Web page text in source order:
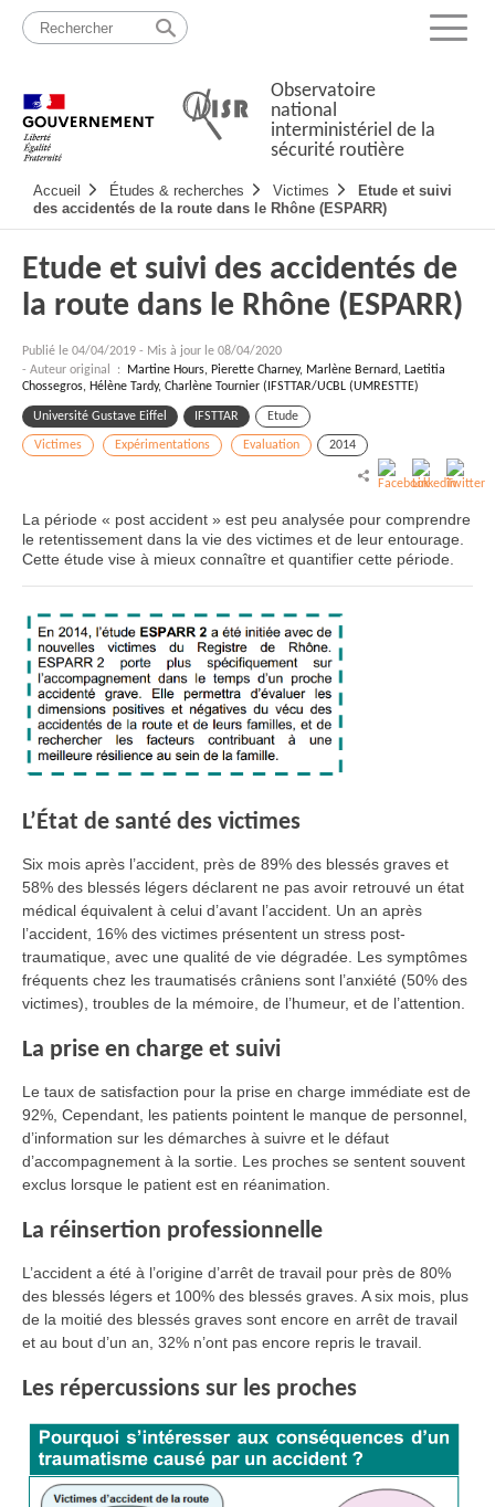
Passer
contenu
Menu
Observatoire
national
interministériel de la
sécurité routière
principale
Accueil Études & recherches Victimes
Etude et suivi
des accidentés de la route dans le Rhône (ESPARR)
Etude et suivi des accidentés de
la route dans le Rhône (ESPARR)
Publié le 04/04/2019 - Mis à jour le 08/04/2020
- Auteur original :
Martine Hours, Pierette Charney, Marlène Bernard, Laetitia
Chossegros, Hélène Tardy, Charlène Tournier (IFSTTAR/UCBL (UMRESTTE)
Université Gustave Eiffel IFSTTAR Etude
Victimes Expérimentations Evaluation 2014
La période « post accident » est peu analysée pour comprendre
le retentissement dans la vie des victimes et de leur entourage.
Cette étude vise à mieux connaître et quantifier cette période.
L’État de santé des victimes
Six mois après l’accident, près de 89% des blessés graves et
58% des blessés légers déclarent ne pas avoir retrouvé un état
médical équivalent à celui d’avant l’accident. Un an après
l’accident, 16% des victimes présentent un stress post-
traumatique, avec une qualité de vie dégradée. Les symptômes
fréquents chez les traumatisés crâniens sont l’anxiété (50% des
victimes), troubles de la mémoire, de l’humeur, et de l’attention.
La prise en charge et suivi
Le taux de satisfaction pour la prise en charge immédiate est de
92%, Cependant, les patients pointent le manque de personnel,
d’information sur les démarches à suivre et le défaut
d’accompagnement à la sortie. Les proches se sentent souvent
exclus lorsque le patient est en réanimation.
La réinsertion professionnelle
L’accident a été à l’origine d’arrêt de travail pour près de 80%
des blessés légers et 100% des blessés graves. A six mois, plus
de la moitié des blessés graves sont encore en arrêt de travail
et au bout d’un an, 32% n’ont pas encore repris le travail.
Les répercussions sur les proches